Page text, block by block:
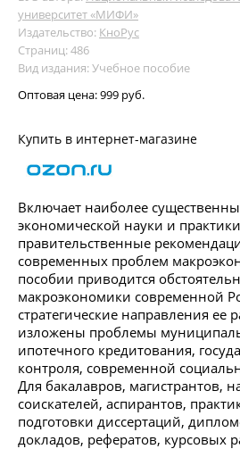
университет «МИФИ»
Издательство: КноРус
Страниц: 486
Вид издания: Учебное пособие
Оптовая цена:999 руб.
Купить в интернет-магазине
Включает наиболее
экономической науки и
правительственные
современных проблем
пособии приводится
макроэкономики современной
стратегические направления ее
изложены проблемы
ипотечного кредитования,
контроля, современной
Для бакалавров, магистрантов,
соискателей, аспирантов,
подготовки диссертаций,
докладов, рефератов, курсовых